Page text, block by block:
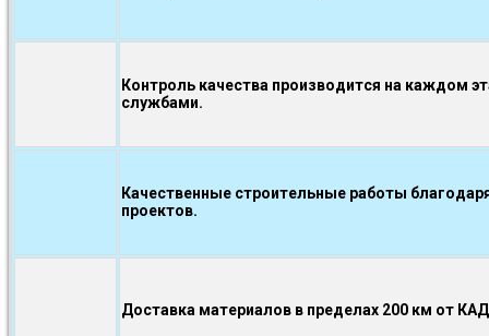
Контроль качества производится на каждом
службами.
Качественные строительные работы
проектов.
Доставка материалов в пределах 200 км от